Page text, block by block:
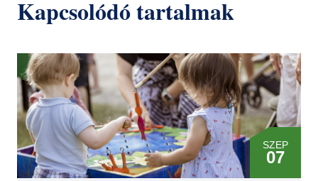
Kapcsolódó tartalmak
SZEP
07